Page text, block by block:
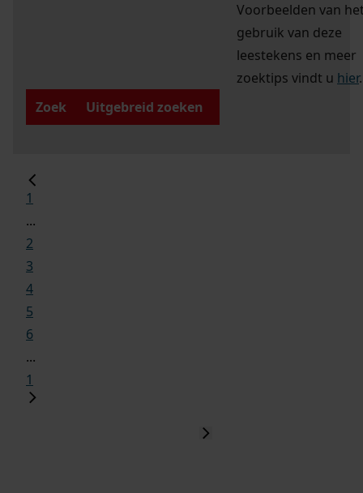
Voorbeelden van
gebruik van deze
leestekens en meer
zoektips vindt u hier.
Zoek
Uitgebreid zoeken
1
...
2
3
4
5
6
...
1